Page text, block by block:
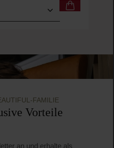
den gewünschten Wert
FAMILIE
Vorteile
an und erhalte als